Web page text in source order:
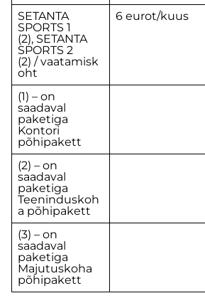
SETANTA
SPORTS 1
(2), SETANTA
SPORTS 2
(2) / vaatamisk
oht
6 eurot/kuus
(1) – on
saadaval
paketiga
Kontori
põhipakett
(2) – on
saadaval
paketiga
Teeninduskoh
a põhipakett
(3) – on
saadaval
paketiga
Majutuskoha
põhipakett